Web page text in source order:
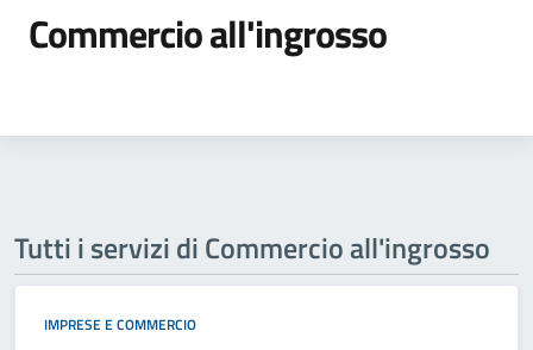
Commercio all'ingrosso
Tutti i servizi di Commercio all'ingrosso
IMPRESE E COMMERCIO